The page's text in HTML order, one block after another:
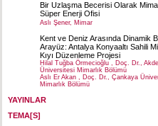
Bir Uzlaşma Becerisi Olarak
Süper Enerji Ofisi
Aslı Şener, Mimar
Kent ve Deniz Arasında Dinamik
Arayüz: Antalya Konyaaltı Sahili
Kıyı Düzenleme Projesi
Hilal Tuğba Örmecioğlu , Doç. Dr.,
Üniversitesi Mimarlık Bölümü
Aslı Er Akan , Doç. Dr., Çankaya
Mimarlık Bölümü
YAYINLAR
TEMA[S]